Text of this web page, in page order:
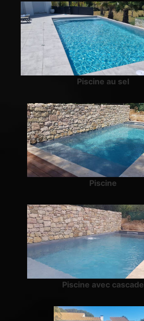
Piscine au sel
Piscine
Piscine avec cascade